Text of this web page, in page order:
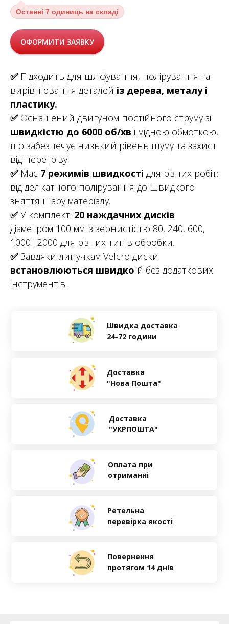
Останні 7 одиниць на складі
ОФОРМИТИ ЗАЯВКУ
✅Підходить для шліфування, полірування та
вирівнювання деталей із дерева, металу і
пластику.
✅Оснащений двигуном постійного струму зі
швидкістю до 6000 об/хв і мідною обмоткою,
що забезпечує низький рівень шуму та захист
від перегріву.
✅Має 7 режимів швидкості для різних робіт:
від делікатного полірування до швидкого
зняття шару матеріалу.
✅У комплекті 20 наждачних дисків
діаметром 100 мм із зернистістю 80, 240, 600,
1000 і 2000 для різних типів обробки.
✅Завдяки липучкам Velcro диски
встановлюються швидко й без додаткових
інструментів.
Оплата при
отриманні
Ретельна
перевірка якості
Швидка доставка
24-72 години
Доставка
"Нова Пошта"
Доставка
"УКРПОШТА"
Повернення
протягом 14 днів